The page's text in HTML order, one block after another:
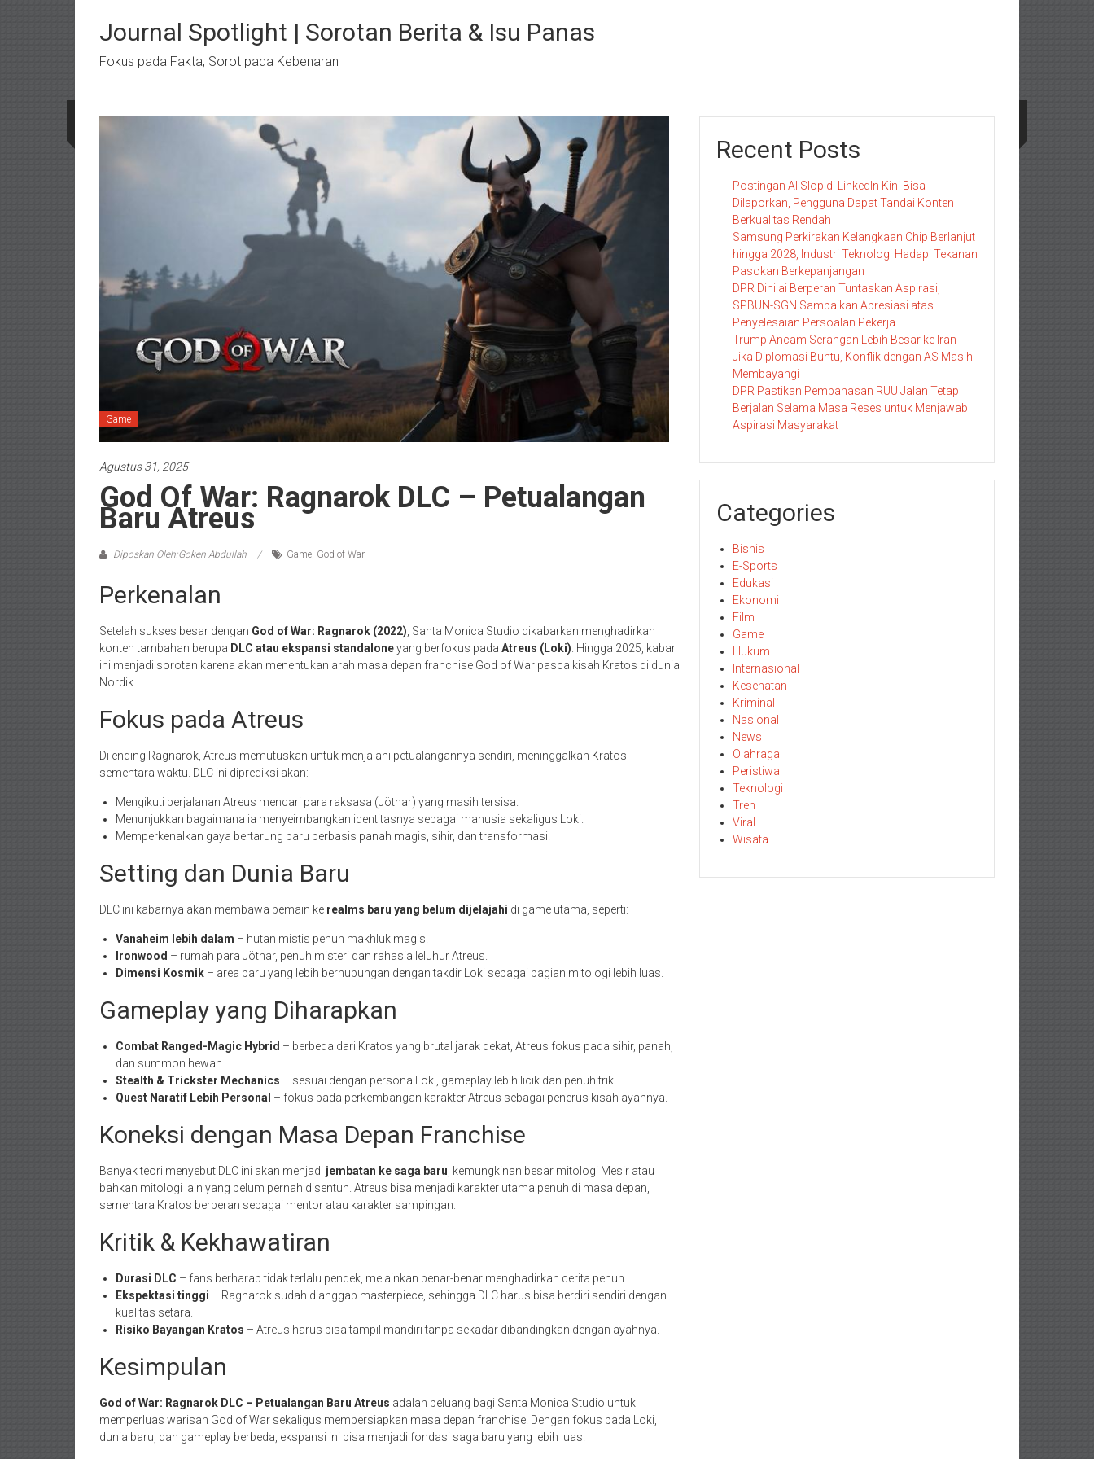
kontenJournal Spotlight | Sorotan Berita & Isu Panas
Fokus pada Fakta, Sorot pada Kebenaran
Game
Agustus 31, 2025
God Of War: Ragnarok DLC – Petualangan
Baru Atreus
Diposkan Oleh:Goken Abdullah Game, God of War
Perkenalan
Setelah sukses besar dengan God of War: Ragnarok (2022) , Santa Monica Studio dikabarkan menghadirkan
konten tambahan berupa DLC atau ekspansi standaloneyang berfokus pada Atreus (Loki) . Hingga 2025, kabar
ini menjadi sorotan karena akan menentukan arah masa depan franchise God of War pasca kisah Kratos di dunia
Nordik.
Fokus pada Atreus
Di ending Ragnarok, Atreus memutuskan untuk menjalani petualangannya sendiri, meninggalkan Kratos
sementara waktu. DLC ini diprediksi akan:
Mengikuti perjalanan Atreus mencari para raksasa (Jötnar) yang masih tersisa.
Menunjukkan bagaimana ia menyeimbangkan identitasnya sebagai manusia sekaligus Loki.
Memperkenalkan gaya bertarung baru berbasis panah magis, sihir, dan transformasi.
Setting dan Dunia Baru
DLC ini kabarnya akan membawa pemain ke realms baru yang belum dijelajahi di game utama, seperti:
Vanaheim lebih dalam – hutan mistis penuh makhluk magis.
Ironwood – rumah para Jötnar, penuh misteri dan rahasia leluhur Atreus.
Dimensi Kosmik – area baru yang lebih berhubungan dengan takdir Loki sebagai bagian mitologi lebih luas.
Gameplay yang Diharapkan
Combat Ranged-Magic Hybrid – berbeda dari Kratos yang brutal jarak dekat, Atreus fokus pada sihir, panah,
dan summon hewan.
Stealth & Trickster Mechanics – sesuai dengan persona Loki, gameplay lebih licik dan penuh trik.
Quest Naratif Lebih Personal – fokus pada perkembangan karakter Atreus sebagai penerus kisah ayahnya.
Koneksi dengan Masa Depan Franchise
Banyak teori menyebut DLC ini akan menjadi jembatan ke saga baru , kemungkinan besar mitologi Mesir atau
bahkan mitologi lain yang belum pernah disentuh. Atreus bisa menjadi karakter utama penuh di masa depan,
sementara Kratos berperan sebagai mentor atau karakter sampingan.
Kritik & Kekhawatiran
Durasi DLC – fans berharap tidak terlalu pendek, melainkan benar-benar menghadirkan cerita penuh.
Ekspektasi tinggi – Ragnarok sudah dianggap masterpiece, sehingga DLC harus bisa berdiri sendiri dengan
kualitas setara.
Risiko Bayangan Kratos – Atreus harus bisa tampil mandiri tanpa sekadar dibandingkan dengan ayahnya.
Kesimpulan
God of War: Ragnarok DLC – Petualangan Baru Atreus adalah peluang bagi Santa Monica Studio untuk
memperluas warisan God of War sekaligus mempersiapkan masa depan franchise. Dengan fokus pada Loki,
dunia baru, dan gameplay berbeda, ekspansi ini bisa menjadi fondasi saga baru yang lebih luas.
Recent Posts
Postingan AI Slop di LinkedIn Kini Bisa
Dilaporkan, Pengguna Dapat Tandai Konten
Berkualitas Rendah
Samsung Perkirakan Kelangkaan Chip Berlanjut
hingga 2028, Industri Teknologi Hadapi Tekanan
Pasokan Berkepanjangan
DPR Dinilai Berperan Tuntaskan Aspirasi,
SPBUN-SGN Sampaikan Apresiasi atas
Penyelesaian Persoalan Pekerja
Trump Ancam Serangan Lebih Besar ke Iran
Jika Diplomasi Buntu, Konflik dengan AS Masih
Membayangi
DPR Pastikan Pembahasan RUU Jalan Tetap
Berjalan Selama Masa Reses untuk Menjawab
Aspirasi Masyarakat
Categories
Bisnis
E-Sports
Edukasi
Ekonomi
Film
Game
Hukum
Internasional
Kesehatan
Kriminal
Nasional
News
Olahraga
Peristiwa
Teknologi
Tren
Viral
Wisata